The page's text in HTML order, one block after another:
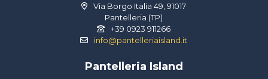
Via Borgo Italia 49, 91017
Pantelleria (TP)
+39 0923 911266
info@pantelleriaisland.it
Pantelleria Island